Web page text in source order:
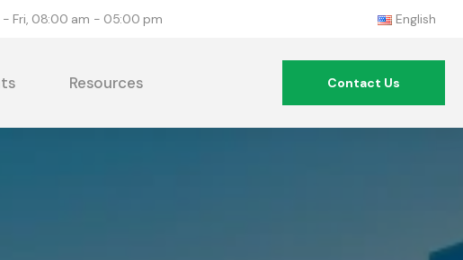
- Fri, 08:00 am - 05:00 pm English
Resources Contact Us